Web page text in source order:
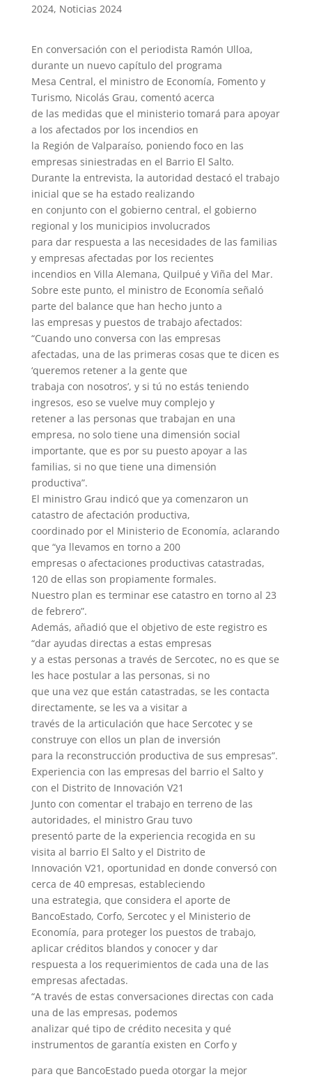
2024, Noticias 2024
En conversación con el periodista Ramón Ulloa,
durante un nuevo capítulo del programa
Mesa Central, el ministro de Economía, Fomento y
Turismo, Nicolás Grau, comentó acerca
de las medidas que el ministerio tomará para apoyar
a los afectados por los incendios en
la Región de Valparaíso, poniendo foco en las
empresas siniestradas en el Barrio El Salto.
Durante la entrevista, la autoridad destacó el trabajo
inicial que se ha estado realizando
en conjunto con el gobierno central, el gobierno
regional y los municipios involucrados
para dar respuesta a las necesidades de las familias
y empresas afectadas por los recientes
incendios en Villa Alemana, Quilpué y Viña del Mar.
Sobre este punto, el ministro de Economía señaló
parte del balance que han hecho junto a
las empresas y puestos de trabajo afectados:
“Cuando uno conversa con las empresas
afectadas, una de las primeras cosas que te dicen es
‘queremos retener a la gente que
trabaja con nosotros’, y si tú no estás teniendo
ingresos, eso se vuelve muy complejo y
retener a las personas que trabajan en una
empresa, no solo tiene una dimensión social
importante, que es por su puesto apoyar a las
familias, si no que tiene una dimensión
productiva”.
El ministro Grau indicó que ya comenzaron un
catastro de afectación productiva,
coordinado por el Ministerio de Economía, aclarando
que “ya llevamos en torno a 200
empresas o afectaciones productivas catastradas,
120 de ellas son propiamente formales.
Nuestro plan es terminar ese catastro en torno al 23
de febrero”.
Además, añadió que el objetivo de este registro es
“dar ayudas directas a estas empresas
y a estas personas a través de Sercotec, no es que se
les hace postular a las personas, si no
que una vez que están catastradas, se les contacta
directamente, se les va a visitar a
través de la articulación que hace Sercotec y se
construye con ellos un plan de inversión
para la reconstrucción productiva de sus empresas”.
Experiencia con las empresas del barrio el Salto y
con el Distrito de Innovación V21
Junto con comentar el trabajo en terreno de las
autoridades, el ministro Grau tuvo
presentó parte de la experiencia recogida en su
visita al barrio El Salto y el Distrito de
Innovación V21, oportunidad en donde conversó con
cerca de 40 empresas, estableciendo
una estrategia, que considera el aporte de
BancoEstado, Corfo, Sercotec y el Ministerio de
Economía, para proteger los puestos de trabajo,
aplicar créditos blandos y conocer y dar
respuesta a los requerimientos de cada una de las
empresas afectadas.
“A través de estas conversaciones directas con cada
una de las empresas, podemos
analizar qué tipo de crédito necesita y qué
instrumentos de garantía existen en Corfo y
para que BancoEstado pueda otorgar la mejor